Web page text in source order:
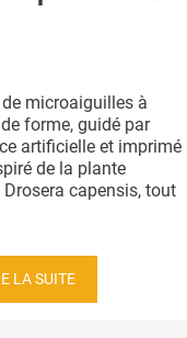
microaiguilles à
forme, guidé par
artificielle et imprimé
de la plante
capensis, tout
LA SUITE